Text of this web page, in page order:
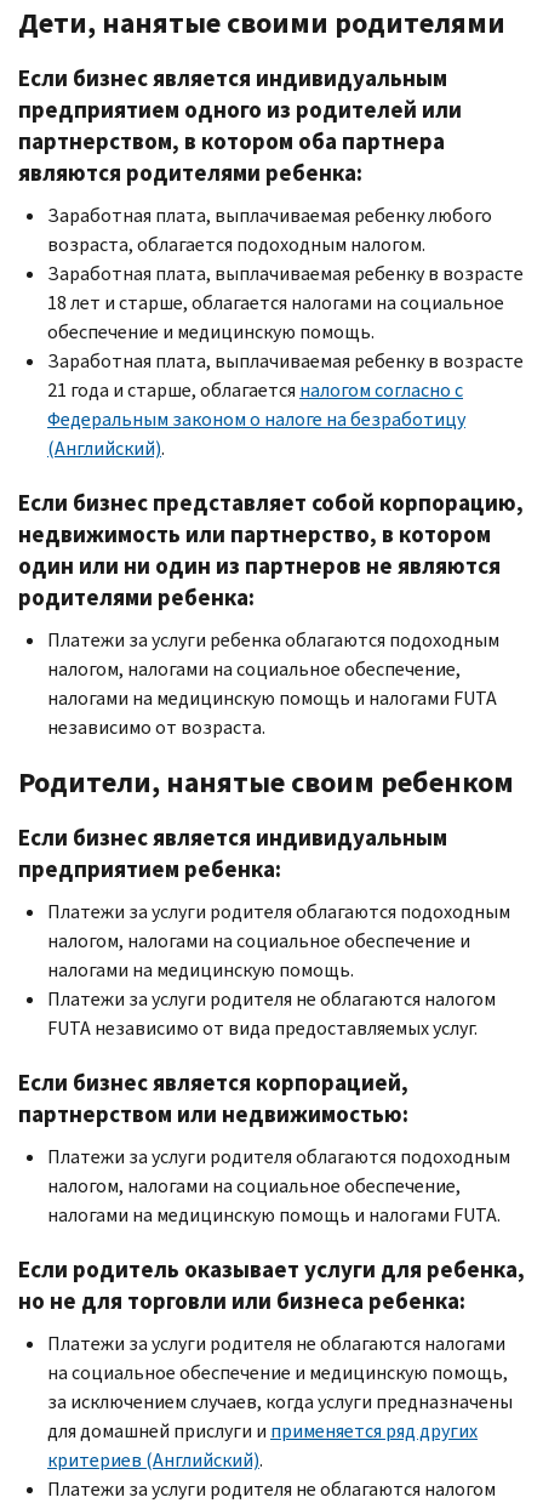
Дети, нанятые своими родителями
Если бизнес является индивидуальным
предприятием одного из родителей или
партнерством, в котором оба партнера
являются родителями ребенка:
Заработная плата, выплачиваемая ребенку любого
возраста, облагается подоходным налогом.
Заработная плата, выплачиваемая ребенку в возрасте
18 лет и старше, облагается налогами на социальное
обеспечение и медицинскую помощь.
Заработная плата, выплачиваемая ребенку в возрасте
21 года и старше, облагается налогом согласно с
Федеральным законом о налоге на безработицу
(Английский).
Если бизнес представляет собой корпорацию,
недвижимость или партнерство, в котором
один или ни один из партнеров не являются
родителями ребенка:
Платежи за услуги ребенка облагаются подоходным
налогом, налогами на социальное обеспечение,
налогами на медицинскую помощь и налогами FUTA
независимо от возраста.
Родители, нанятые своим ребенком
Если бизнес является индивидуальным
предприятием ребенка:
Платежи за услуги родителя облагаются подоходным
налогом, налогами на социальное обеспечение и
налогами на медицинскую помощь.
Платежи за услуги родителя не облагаются налогом
FUTAнезависимо от вида предоставляемых услуг.
Если бизнес является корпорацией,
партнерством или недвижимостью:
Платежи за услуги родителя облагаются подоходным
налогом, налогами на социальное обеспечение,
налогами на медицинскую помощь и налогами FUTA.
Если родитель оказывает услуги для ребенка,
но не для торговли или бизнеса ребенка:
Платежи за услуги родителя не облагаются налогами
на социальное обеспечение и медицинскую помощь,
за исключением случаев, когда услуги предназначены
для домашней прислуги и применяется ряд других
критериев (Английский).
Платежи за услуги родителя не облагаются налогом